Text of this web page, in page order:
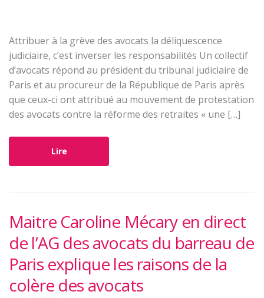
Attribuer à la grève des avocats la déliquescence
judiciaire, c’est inverser les responsabilités Un collectif
d’avocats répond au président du tribunal judiciaire de
Paris et au procureur de la République de Paris après
que ceux-ci ont attribué au mouvement de protestation
des avocats contre la réforme des retraites « une […]
Lire
Maitre Caroline Mécary en direct
de l’AG des avocats du barreau de
Paris explique les raisons de la
colère des avocats